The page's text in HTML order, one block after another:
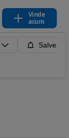
Vinde
acum